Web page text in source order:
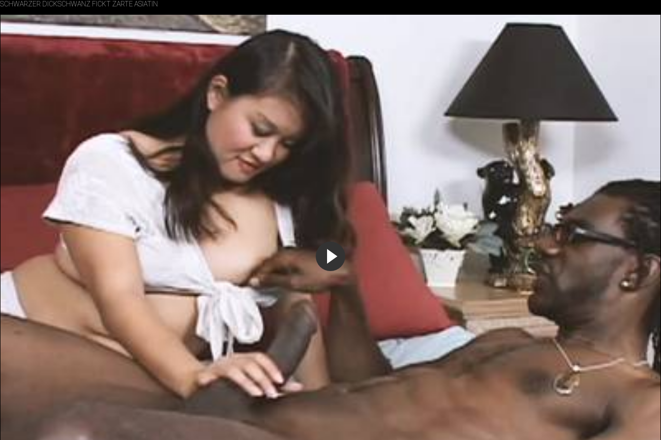
SCHWARZER DICKSCHWANZ FICKT ZARTE ASIATIN